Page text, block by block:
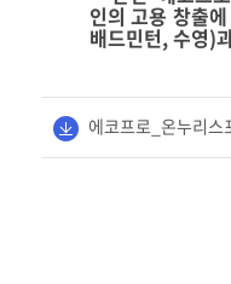
인의 고용 창출
배드민턴,수영)
에코프로_온누리